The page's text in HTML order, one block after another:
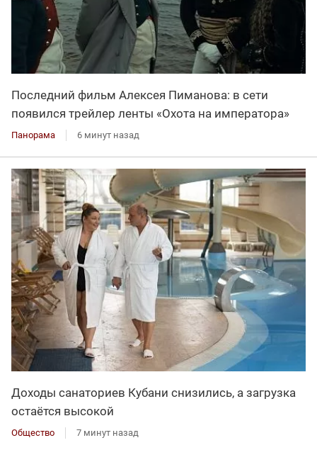
Последний фильм Алексея Пиманова: в сети
появился трейлер ленты «Охота на императора»
Панорама 6 минут назад
Доходы санаториев Кубани снизились, а загрузка
остаётся высокой
Общество 7 минут назад